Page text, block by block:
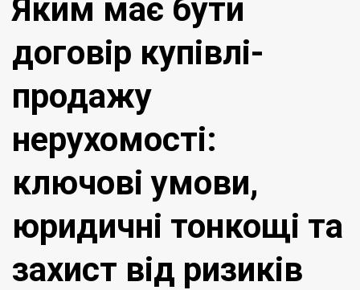
Яким має бути
договір купівлі-
продажу
нерухомості:
ключові умови,
юридичні тонкощі та
захист від ризиків